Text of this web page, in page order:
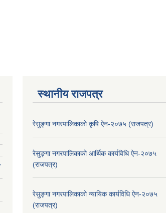
स्थानीय राजपत्र
रेसुङ्गा नगरपालिकाको कृषि ऐन-२०७५ (राजपत्र)
रेसुङ्गा नगरपालिकाको आर्थिक कार्यविधि ऐन-२०७५
(राजपत्र)
रेसुङ्गा नगरपालिकाको न्यायिक कार्यविधि ऐन-२०७५
(राजपत्र)